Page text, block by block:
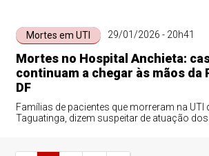
Mortes em UTI 29/01/2026 - 20h41
Mortes no Hospital Anchieta:
continuam a chegar às mãos da
DF
Famílias de pacientes que morreram na UTI
Taguatinga, dizem suspeitar de atuação